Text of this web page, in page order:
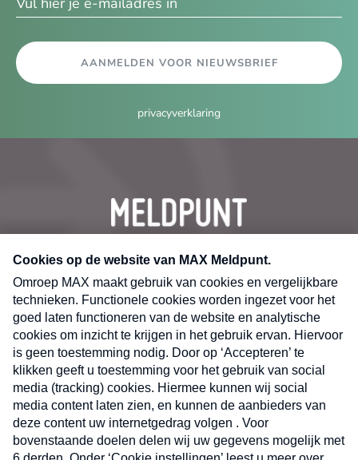
AANMELDEN VOOR NIEUWSBRIEF
privacyverklaring
CONTACT
Volg ons op